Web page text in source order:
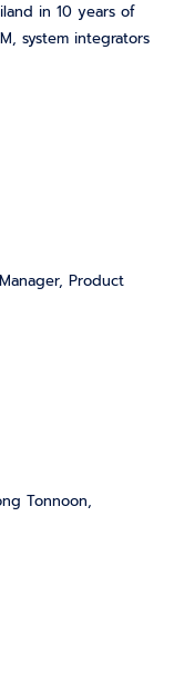
in 10 years of
system integrators
Product
Tonnoon,